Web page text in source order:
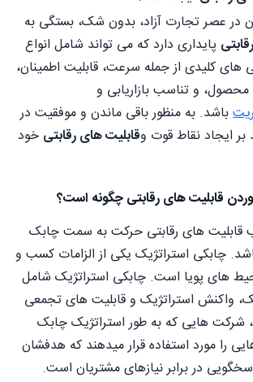
در عصر تجارت آزاد، بدون شک، بستگی به
پایداری دارد که می تواند شامل انواع
های کلیدی از جمله سرعت، قابلیت اطمینان،
و تناسب بازاریابی و
باشد. به منظور باقی ماندن و موفقیت در
بر ایجاد نقاط قوت وقابلیت های رقابتی خود
قابلیت های رقابتی چگونه است؟
قابلیت های رقابتی حرکت به سمت چابک
چابکی استراتژیک یکی از الزامات کسب و
های پویا است. چابکی استراتژیک شامل
واکنش استراتژیک و قابلیت های تجمعی
شرکت هایی که به طور استراتژیک چابک
را مورد استفاده قرار میدهند که هدفشان
در برابر نیازهای مشتریان است.